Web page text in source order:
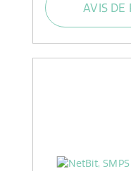
AVIS DE